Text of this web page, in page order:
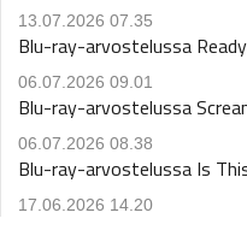
13.07.2026 07.35
Blu-ray-arvostelussa
06.07.2026 09.01
Blu-ray-arvostelussa
06.07.2026 08.38
Blu-ray-arvostelussa Is
17.06.2026 14.20